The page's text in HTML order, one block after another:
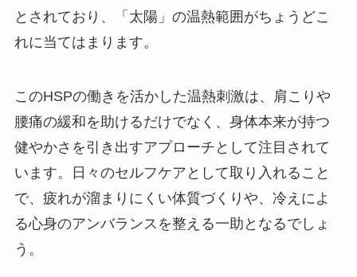
とされており、「太陽」の温熱範囲がちょうどこ
れに当てはまります。
このHSPの働きを活かした温熱刺激は、肩こりや
腰痛の緩和を助けるだけでなく、身体本来が持つ
健やかさを引き出すアプローチとして注目されて
います。日々のセルフケアとして取り入れること
で、疲れが溜まりにくい体質づくりや、冷えによ
る心身のアンバランスを整える一助となるでしょ
う。